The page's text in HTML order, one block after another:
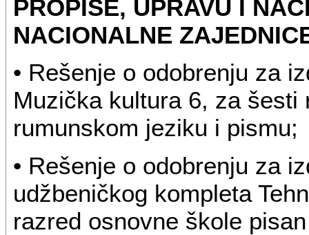
PROPISE, UPRAVU I
NACIONALNE
• Rešenje o odobrenju za
Muzička kultura 6, za šesti
rumunskom jeziku i pismu;
• Rešenje o odobrenju za
udžbeničkog kompleta
razred osnovne škole